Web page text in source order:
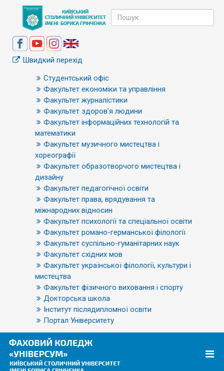
Швидкий перехід
Студентський офіс
Факультет економіки та управління
Факультет журналістики
Факультет здоров’я людини
Факультет інформаційних технологій та
математики
Факультет музичного мистецтва і
хореографії
Факультет образотворчого мистецтва і
дизайну
Факультет педагогічної освіти
Факультет права, врядування та
міжнародних відносин
Факультет психології та спеціальної освіти
Факультет романо-германської філології
Факультет суспільно-гуманітарних наук
Факультет східних мов
Факультет української філології, культури і
мистецтва
Факультет фізичного виховання і спорту
Докторська школа
Інститут післядипломної освіти
Портал Університету